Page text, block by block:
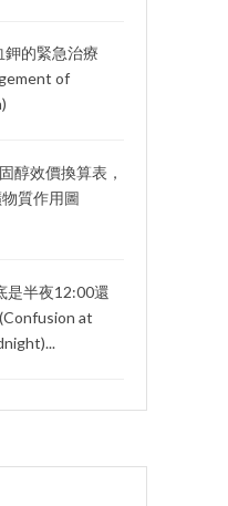
鉀的緊急治療
of
醇效價換算表，
質作用圖
是半夜12:00還
at